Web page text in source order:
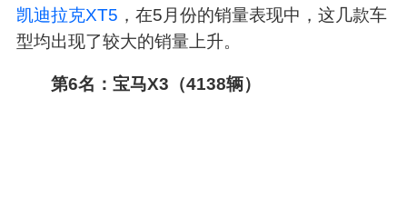
凯迪拉克XT5 ，在5月份的销量表现中，这几款车
型均出现了较大的销量上升。
第6名：宝马X3（4138辆）